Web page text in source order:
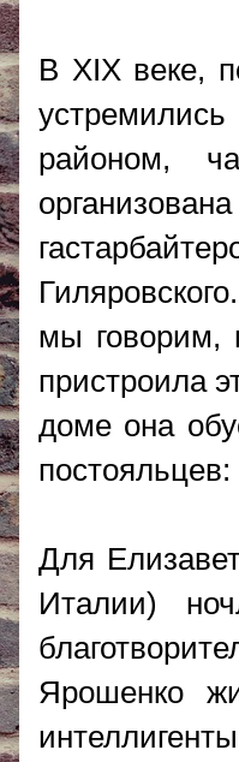
В XIX веке,
районом,
мы говорим,
пристроила
доме она
Для
Италии)
Ярошенко